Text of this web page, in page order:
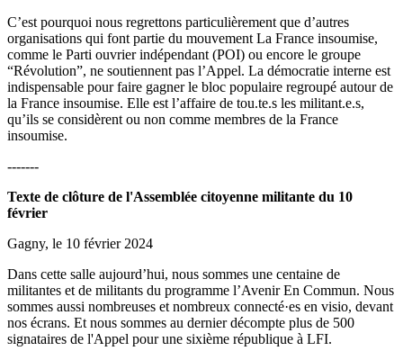
C’est pourquoi nous regrettons particulièrement que d’autres
organisations qui font partie du mouvement La France insoumise,
comme le Parti ouvrier indépendant (POI) ou encore le groupe
“Révolution”, ne soutiennent pas l’Appel. La démocratie interne est
indispensable pour faire gagner le bloc populaire regroupé autour de
la France insoumise. Elle est l’affaire de tou.te.s les militant.e.s,
qu’ils se considèrent ou non comme membres de la France
insoumise.
-------
Texte de clôture de l'Assemblée citoyenne militante du 10
février
Gagny, le 10 février 2024
Dans cette salle aujourd’hui, nous sommes une centaine de
militantes et de militants du programme l’Avenir En Commun. Nous
sommes aussi nombreuses et nombreux connecté·es en visio, devant
nos écrans. Et nous sommes au dernier décompte plus de 500
signataires de l'Appel pour une sixième république à LFI.